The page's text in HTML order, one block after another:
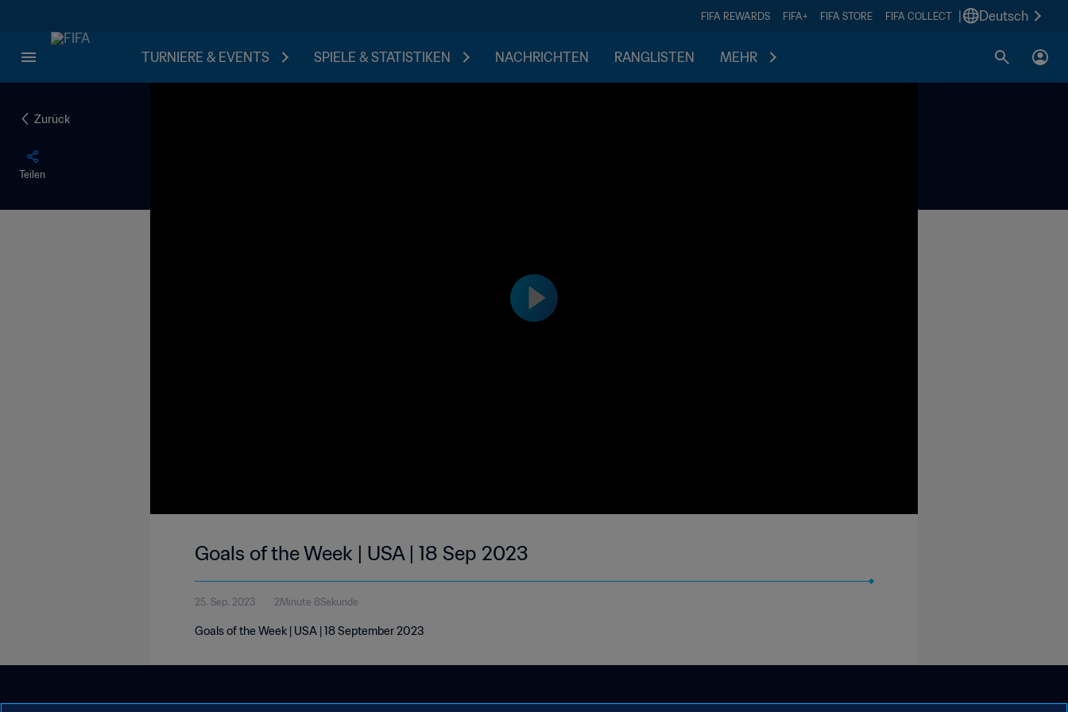
FIFA REWARDS FIFA+ FIFA STORE FIFA COLLECT Deutsch
TURNIERE & EVENTS SPIELE & STATISTIKEN NACHRICHTEN RANGLISTEN MEHR
Zurück
Teilen
Goals of the Week | USA | 18 Sep 2023
25. Sep. 2023 2Minute 8Sekunde
Goals of the Week | USA | 18 September 2023